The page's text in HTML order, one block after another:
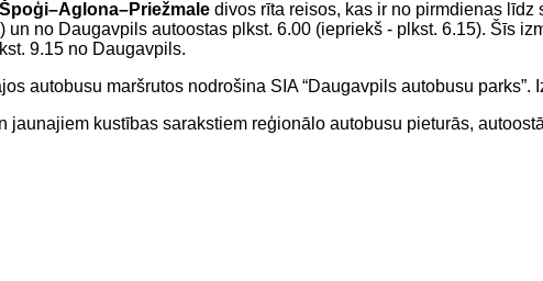
divos rīta reisos, kas ir no pirmdienas
no Daugavpils autoostas plkst. 6.00 (iepriekš - plkst. 6.15). Šīs
9.15 no Daugavpils.
autobusu maršrutos nodrošina SIA “Daugavpils autobusu
kustības sarakstiem reģionālo autobusu pieturās,